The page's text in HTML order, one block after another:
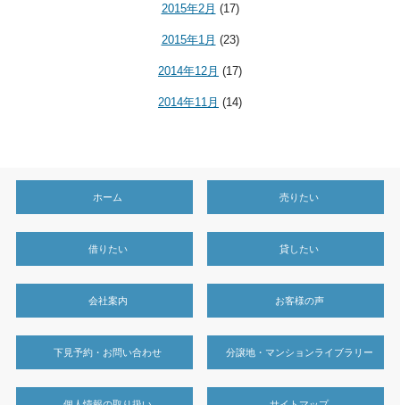
2015年2月 (17)
2015年1月 (23)
2014年12月 (17)
2014年11月 (14)
ホーム 売りたい
借りたい 貸したい
会社案内 お客様の声
下見予約・お問い合わせ 分譲地・マンションライブラリー